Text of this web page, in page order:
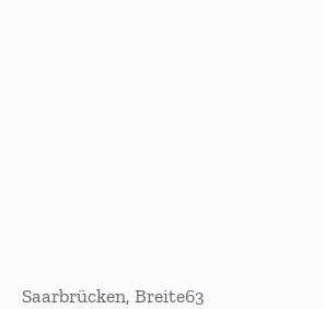
Saarbrücken, Breite63